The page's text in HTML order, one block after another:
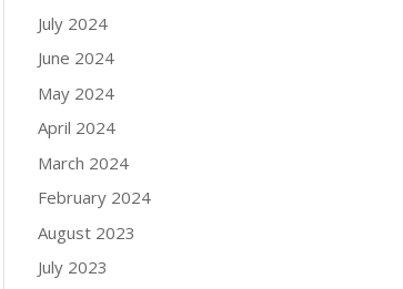
July 2024
June 2024
May 2024
April 2024
March 2024
February 2024
August 2023
July 2023